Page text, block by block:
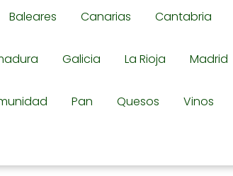
Baleares Canarias Cantabria
Galicia La Rioja Madrid
Pan Quesos Vinos